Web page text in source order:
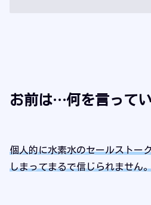
お前は…何を言って
個人的に水素水のセールストー
しまってまるで信じられません